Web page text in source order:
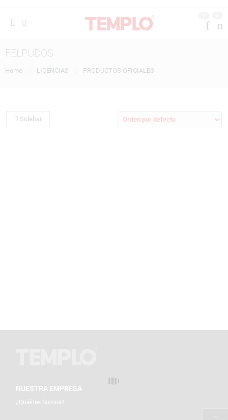
FELPUDOS
Home LICENCIAS PRODUCTOS OFICIALES
Sidebar
NUESTRA EMPRESA
¿Quiénes Somos?